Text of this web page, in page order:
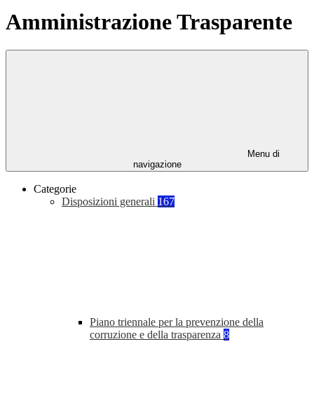
Amministrazione Trasparente
Menu di
navigazione
Categorie
Disposizioni generali 167
Piano triennale per la prevenzione della
corruzione e della trasparenza 8